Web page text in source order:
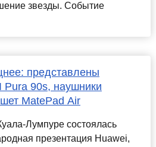
звезды. Событие
представлены
90s, наушники
MatePad Air
Лумпуре состоялась
презентация Huawei,